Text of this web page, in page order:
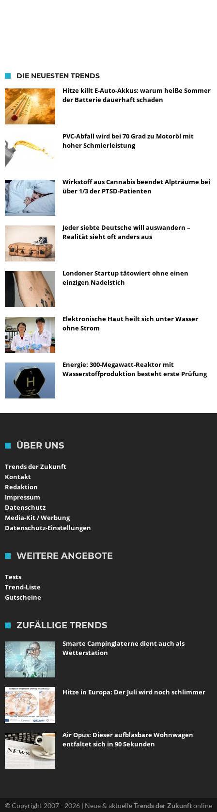
DIE NEUESTEN TRENDS
Hitze killt E-Auto-Akkus: warum heiße Sommer
der Batterie dauerhaft schaden
PVC-Abfall wird bei 70 Grad zu Motoröl mit
hoher Schmierleistung
Wirkstoff aus Cannabis beendet Alpträume bei
über 1/3 der PTSD-Patienten
Jeder siebte Deutsche will auswandern –
Realität sieht oft anders aus
Londoner Startup tätowiert ohne einen
einzigen Nadelstich
Elektronische Haut heilt sich unter Wasser
ohne Strom
Energie: 300-Megawatt-Reaktor mit
Wasserstoffproduktion besteht erste Prüfung
ÜBER UNS
Trends der Zukunft
Kontakt
Redaktion
Impressum
Datenschutz
Media-Kit / Werbung
Datenschutz-Einstellungen
WEITERE ANGEBOTE
Tests
Trend-Liste
Gutscheine
ZUFÄLLIGE TRENDS
Smarte Campinglaterne dient auch als
Wetterstation
Hitze in Europa: Der Juli wird noch schlimmer
Air Opus: Dieser aufblasbare Wohnwagen
entfaltet sich in 90 Sekunden
© Copyright 2007 - 2026 | Neue & aktuelleTrends der Zukunftonline